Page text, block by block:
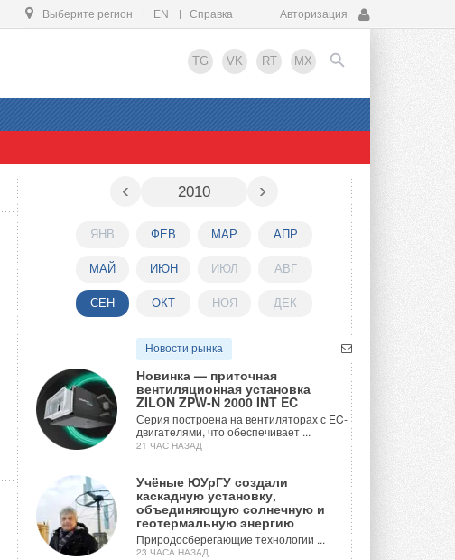
Выберите регион EN Справка Авторизация
TG VK RT MX
EN
‹ 2010 ›
ЯНВ ФЕВ МАР АПР
МАЙ ИЮН ИЮЛ АВГ
СЕН ОКТ НОЯ ДЕК
Новости рынка
Новинка — приточная
вентиляционная установка
ZILON ZPW-N 2000 INT EC
Серия построена на вентиляторах с EC-
двигателями, что обеспечивает ...
21 ЧАС НАЗАД
Учёные ЮУрГУ создали
каскадную установку,
объединяющую солнечную и
геотермальную энергию
Природосберегающие технологии ...
23 ЧАСА НАЗАД